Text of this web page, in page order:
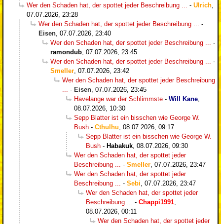
Wer den Schaden hat, der spottet jeder Beschreibung ...
- Ulrich
07.07.2026, 23:28
Wer den Schaden hat, der spottet jeder Beschreibung ...
-
Eisen 07.07.2026, 23:40
Wer den Schaden hat, der spottet jeder Beschreibung ...
-
ramondub 07.07.2026, 23:45
Wer den Schaden hat, der spottet jeder Beschreibung ...
-
Smeller 07.07.2026, 23:42
Wer den Schaden hat, der spottet jeder Beschreibung
- Eisen 07.07.2026, 23:45
Havelange war der Schlimmste - Will Kane
08.07.2026, 10:30
Sepp Blatter ist ein bisschen wie George W.
Bush - Cthulhu 08.07.2026, 09:17
Sepp Blatter ist ein bisschen wie George W.
Bush - Habakuk 08.07.2026, 09:30
Wer den Schaden hat, der spottet jeder
Beschreibung ...
- Smeller 07.07.2026, 23:47
Wer den Schaden hat, der spottet jeder
Beschreibung ...
- Sebi 07.07.2026, 23:47
Wer den Schaden hat, der spottet jeder
Beschreibung ...
- Chappi1991
08.07.2026, 00:11
Wer den Schaden hat, der spottet jeder